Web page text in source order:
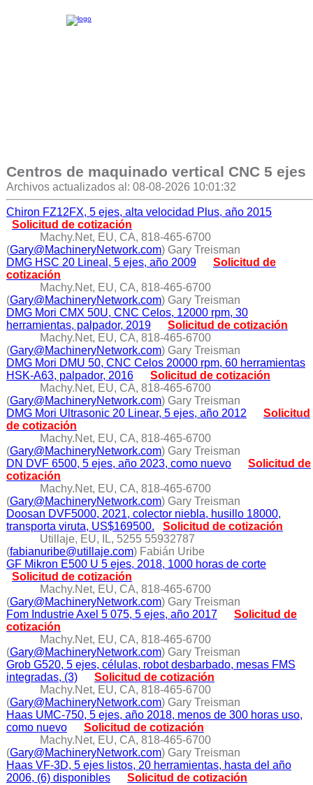
Centros de maquinado vertical CNC 5 ejes
Archivos actualizados al: 08-08-2026 10:01:32
Chiron FZ12FX, 5 ejes, alta velocidad Plus, año 2015
Solicitud de cotización
Machy.Net, EU, CA, 818-465-6700
(Gary@MachineryNetwork.com) Gary Treisman
DMG HSC 20 Lineal, 5 ejes, año 2009
Solicitud de
cotización
Machy.Net, EU, CA, 818-465-6700
(Gary@MachineryNetwork.com) Gary Treisman
DMG Mori CMX 50U, CNC Celos, 12000 rpm, 30
herramientas, palpador, 2019
Solicitud de cotización
Machy.Net, EU, CA, 818-465-6700
(Gary@MachineryNetwork.com) Gary Treisman
DMG Mori DMU 50, CNC Celos 20000 rpm, 60 herramientas
HSK-A63, palpador, 2016
Solicitud de cotización
Machy.Net, EU, CA, 818-465-6700
(Gary@MachineryNetwork.com) Gary Treisman
DMG Mori Ultrasonic 20 Linear, 5 ejes, año 2012
Solicitud
de cotización
Machy.Net, EU, CA, 818-465-6700
(Gary@MachineryNetwork.com) Gary Treisman
DN DVF 6500, 5 ejes, año 2023, como nuevo
Solicitud de
cotización
Machy.Net, EU, CA, 818-465-6700
(Gary@MachineryNetwork.com) Gary Treisman
Doosan DVF5000, 2021, colector niebla, husillo 18000,
transporta viruta, US$169500.
Solicitud de cotización
Utillaje, EU, IL, 5255 55932787
(fabianuribe@utillaje.com) Fabián Uribe
GF Mikron E500 U 5 ejes, 2018, 1000 horas de corte
Solicitud de cotización
Machy.Net, EU, CA, 818-465-6700
(Gary@MachineryNetwork.com) Gary Treisman
Fom Industrie Axel 5 075, 5 ejes, año 2017
Solicitud de
cotización
Machy.Net, EU, CA, 818-465-6700
(Gary@MachineryNetwork.com) Gary Treisman
Grob G520, 5 ejes, células, robot desbarbado, mesas FMS
integradas, (3)
Solicitud de cotización
Machy.Net, EU, CA, 818-465-6700
(Gary@MachineryNetwork.com) Gary Treisman
Haas UMC-750, 5 ejes, año 2018, menos de 300 horas uso,
como nuevo
Solicitud de cotización
Machy.Net, EU, CA, 818-465-6700
(Gary@MachineryNetwork.com) Gary Treisman
Haas VF-3D, 5 ejes listos, 20 herramientas, hasta del año
2006, (6) disponibles
Solicitud de cotización